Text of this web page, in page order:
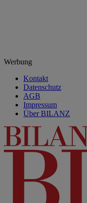
Werbung
Kontakt
Datenschutz
AGB
Impressum
Über BILANZ